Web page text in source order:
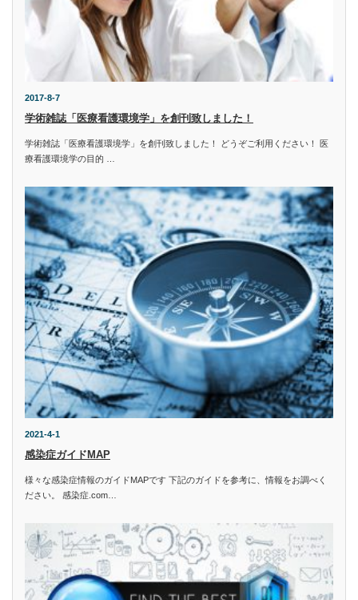
2017-8-7
学術雑誌「医療看護環境学」を創刊致しました！
学術雑誌「医療看護環境学」を創刊致しました！ どうぞご利用ください！ 医
療看護環境学の目的 …
2021-4-1
感染症ガイドMAP
様々な感染症情報のガイドMAPです 下記のガイドを参考に、情報をお調べく
ださい。 感染症.com…